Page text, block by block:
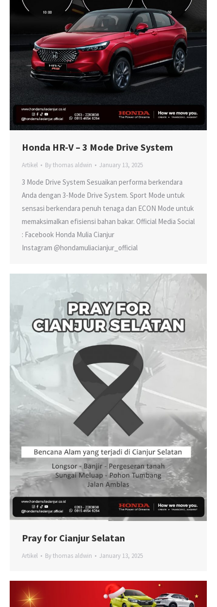
Honda HR-V – 3 Mode Drive System
Artikel Bythomas aldwin January 13, 2025
3 Mode Drive System Sesuaikan performa berkendara
Anda dengan 3-Mode Drive System. Sport Mode untuk
sensasi berkendara penuh tenaga dan ECON Mode untuk
memaksimalkan efisiensi bahan bakar. Official Media Social
: Facebook Honda Mulia Cianjur
Instagram @hondamuliacianjur_official
Pray for Cianjur Selatan
Artikel Bythomas aldwin January 13, 2025